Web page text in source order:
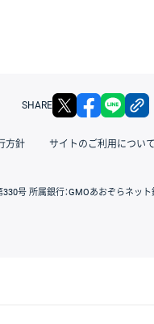
SHARE X
方針 サイトのご利用について
号 所属銀行：GMOあおぞらネッ